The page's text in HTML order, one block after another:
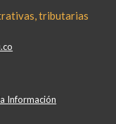
tributarias
Información